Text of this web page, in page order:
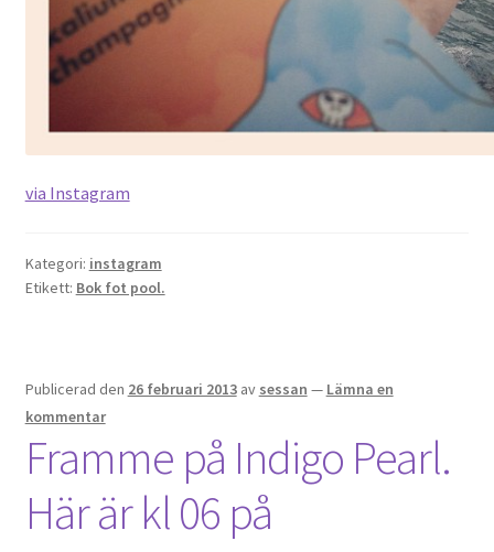
via Instagram
Kategori: instagram
Etikett: Bok fot pool.
Publicerad den 26 februari 2013 av sessan — Lämna en
kommentar
Framme på Indigo Pearl.
Här är kl 06 på